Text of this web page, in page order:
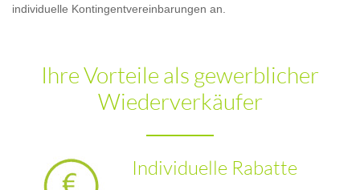
individuelle Kontingentvereinbarungen an.
Ihre Vorteile als gewerblicher
Wiederverkäufer
Individuelle Rabatte